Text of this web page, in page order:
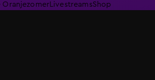
Oranjezomer LivestreamsShop